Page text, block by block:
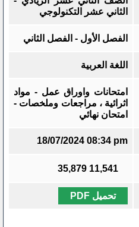
الثاني عشر التكنولوجي
الفصل الأول - الفصل الثاني
اللغة العربية
امتحانات واوراق عمل - مواد
اثرائية ، مراجعات وملخصات -
امتحان نهائي
18/07/2024 08:34 pm
11,541
35,879
تحميل PDF